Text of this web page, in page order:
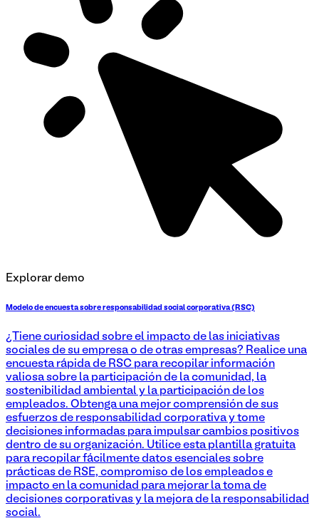
Explorar demo
Modelo de encuesta sobre responsabilidad social corporativa (RSC)
¿Tiene curiosidad sobre el impacto de las iniciativas
sociales de su empresa o de otras empresas? Realice una
encuesta rápida de RSC para recopilar información
valiosa sobre la participación de la comunidad, la
sostenibilidad ambiental y la participación de los
empleados. Obtenga una mejor comprensión de sus
esfuerzos de responsabilidad corporativa y tome
decisiones informadas para impulsar cambios positivos
dentro de su organización. Utilice esta plantilla gratuita
para recopilar fácilmente datos esenciales sobre
prácticas de RSE, compromiso de los empleados e
impacto en la comunidad para mejorar la toma de
decisiones corporativas y la mejora de la responsabilidad
social.